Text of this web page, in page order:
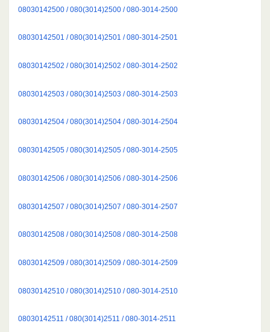
08030142500 / 080(3014)2500 / 080-3014-2500
08030142501 / 080(3014)2501 / 080-3014-2501
08030142502 / 080(3014)2502 / 080-3014-2502
08030142503 / 080(3014)2503 / 080-3014-2503
08030142504 / 080(3014)2504 / 080-3014-2504
08030142505 / 080(3014)2505 / 080-3014-2505
08030142506 / 080(3014)2506 / 080-3014-2506
08030142507 / 080(3014)2507 / 080-3014-2507
08030142508 / 080(3014)2508 / 080-3014-2508
08030142509 / 080(3014)2509 / 080-3014-2509
08030142510 / 080(3014)2510 / 080-3014-2510
08030142511 / 080(3014)2511 / 080-3014-2511